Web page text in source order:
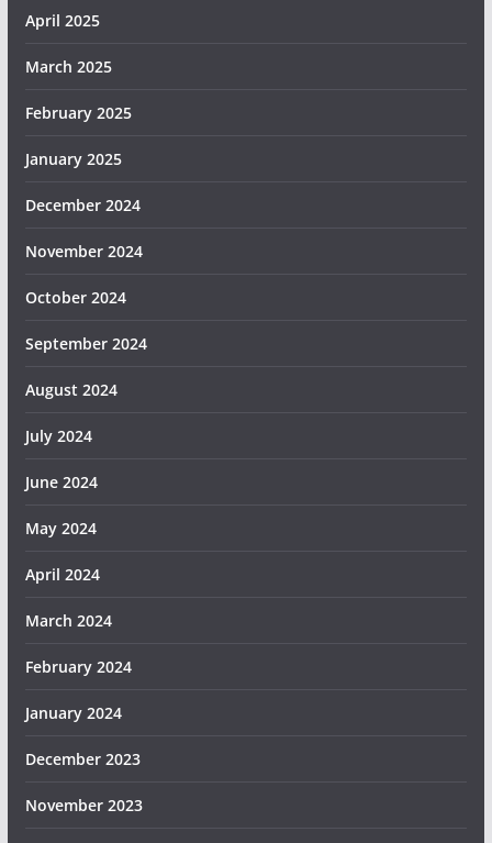
April 2025
March 2025
February 2025
January 2025
December 2024
November 2024
October 2024
September 2024
August 2024
July 2024
June 2024
May 2024
April 2024
March 2024
February 2024
January 2024
December 2023
November 2023